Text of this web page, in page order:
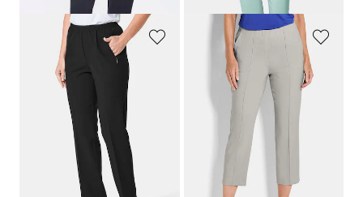
GOLDNER
Pflegeleichte Reiseschlupfhose
139,00 CHF
GOLDNER
7/8-Bengalinhose BELLA mit Biesen
139,00 CHF
179,00 CHF
1 8